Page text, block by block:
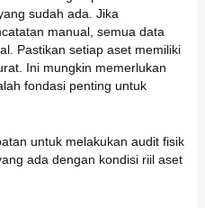
sudah ada. Jika
manual, semua data
Pastikan setiap aset memiliki
Ini mungkin memerlukan
fondasi penting untuk
untuk melakukan audit fisik
ada dengan kondisi riil aset